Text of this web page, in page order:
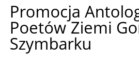
Promocja
Poetów Ziemi
Szymbarku